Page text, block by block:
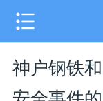
神户钢铁